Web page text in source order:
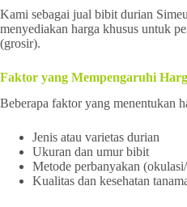
Kami sebagai jual bibit durian
menyediakan harga khusus untuk
(grosir).
Faktor yang Mempengaruhi
Beberapa faktor yang menentukan
Jenis atau varietas durian
Ukuran dan umur bibit
Metode perbanyakan
Kualitas dan kesehatan